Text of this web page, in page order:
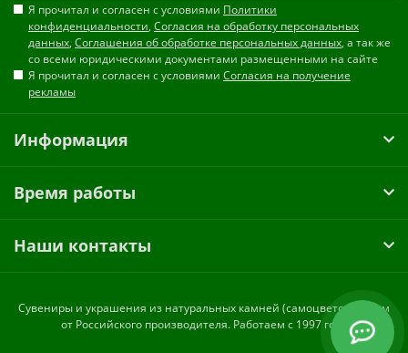
Я прочитал и согласен с условиями Политики
конфиденциальности, Согласия на обработку персональных
данных, Соглашения об обработке персональных данных, а так же
со всеми юридическими документами размещенными на сайте
Я прочитал и согласен с условиями Согласия на получение
рекламы
Информация
Время работы
Наши контакты
Cувениры и украшения из натуральных камней (самоцветов) оптом
от Российского производителя. Работаем с 1997 года